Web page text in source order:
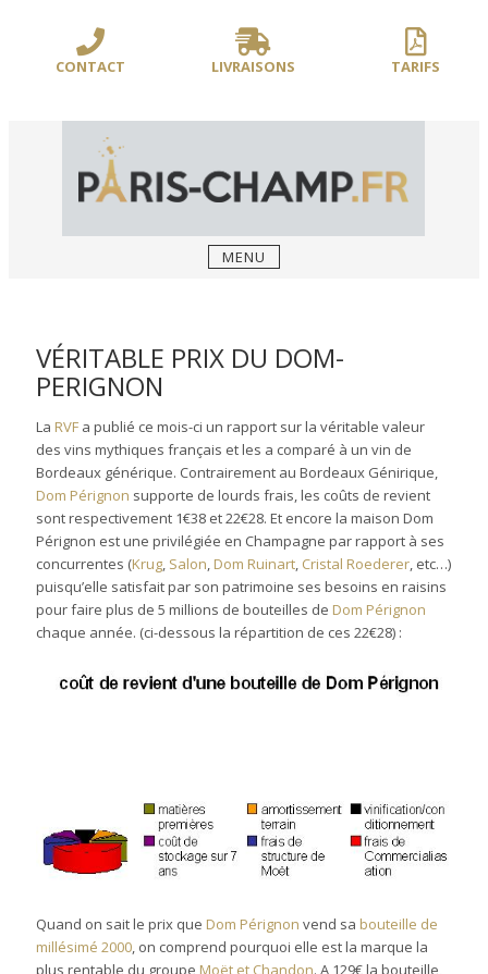
contenuCONTACT LIVRAISONS TARIFS
BOUSSOLE **/
MENU
VÉRITABLE PRIX DU DOM-
PERIGNON
La RVF a publié ce mois-ci un rapport sur la véritable valeur
des vins mythiques français et les a comparé à un vin de
Bordeaux générique. Contrairement au Bordeaux Génirique,
Dom Pérignon supporte de lourds frais, les coûts de revient
sont respectivement 1€38 et 22€28. Et encore la maison Dom
Pérignon est une privilégiée en Champagne par rapport à ses
concurrentes (Krug, Salon, Dom Ruinart, Cristal Roederer, etc…)
puisqu’elle satisfait par son patrimoine ses besoins en raisins
pour faire plus de 5 millions de bouteilles de Dom Pérignon
chaque année. (ci-dessous la répartition de ces 22€28) :
Quand on sait le prix que Dom Pérignon vend sa bouteille de
millésimé 2000, on comprend pourquoi elle est la marque la